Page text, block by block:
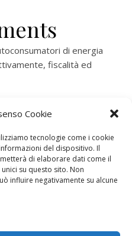
Cookie
tecnologie come i cookie
del dispositivo. Il
di elaborare dati come il
su questo sito. Non
influire negativamente su alcune
di energia
fiscalità ed
fiscalità ed
di energia
fiscalità ed
elettrica